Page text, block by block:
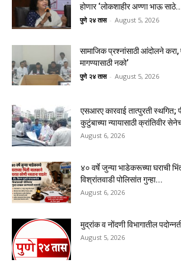
होणार ‘लोकशाहीर अण्णा भाऊ
पुणे २४ तास - August 5, 2026
सामाजिक प्रश्नांसाठी आंदोलने करा,
मागण्यासाठी नको’
पुणे २४ तास - August 5, 2026
एसआरए कारवाई तात्पुरती स्थगित;
कुटुंबाच्या न्यायासाठी क्रांतिवीर
August 6, 2026
४० वर्षे जुन्या भाडेकरूच्या घराची
विश्रांतवाडी पोलिसांत गुन्हा...
August 6, 2026
मुद्रांक व नोंदणी विभागातील
August 5, 2026